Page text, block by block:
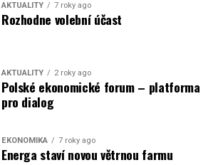
AKTUALITY 7 roky ago
Rozhodne volební účast
AKTUALITY 2 roky ago
Polské ekonomické forum – platforma
pro dialog
EKONOMIKA 7 roky ago
Energa staví novou větrnou farmu